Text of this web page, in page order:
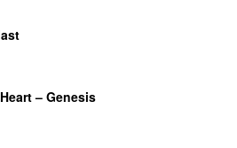
– Genesis